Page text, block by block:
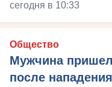
сегодня в 10:33
Общество
Мужчина
после